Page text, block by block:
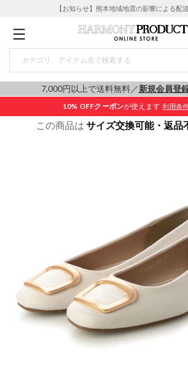
【お知らせ】熊本地域地震の影響による配
7,000円以上で送料無料／新規会員登
10% OFFクーポンが使えます 利用条
この商品は サイズ交換可能・返品